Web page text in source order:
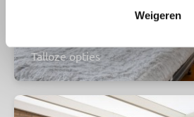
Weigeren
Vier slaapkamers
Talloze opties